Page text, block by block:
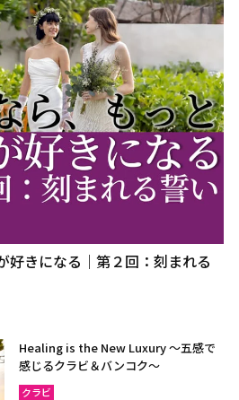
好きになる｜第２回：刻まれる
Healing is the New Luxury ～五感で
感じるクラビ＆バンコク～
クラビ